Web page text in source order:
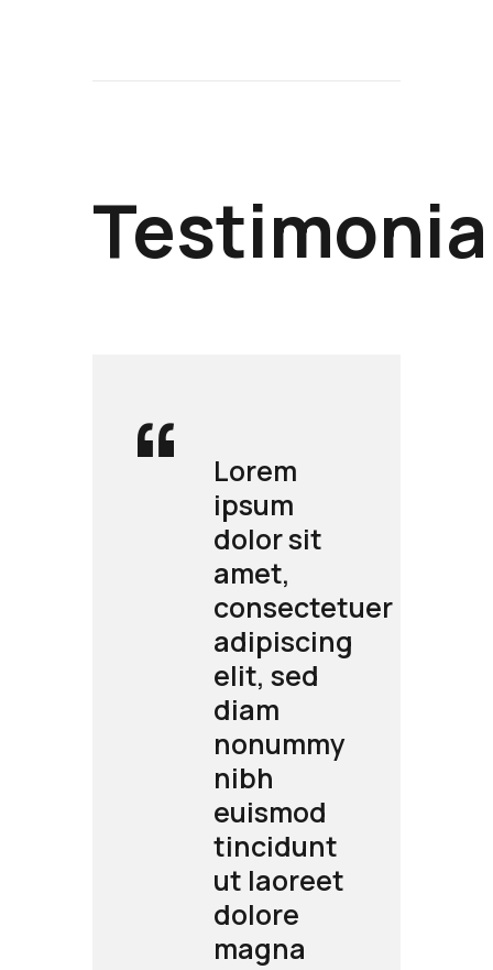
Lorem
ipsum
dolor sit
amet,
consectetuer
adipiscing
elit, sed
diam
nonummy
nibh
euismod
tincidunt
ut laoreet
dolore
magna